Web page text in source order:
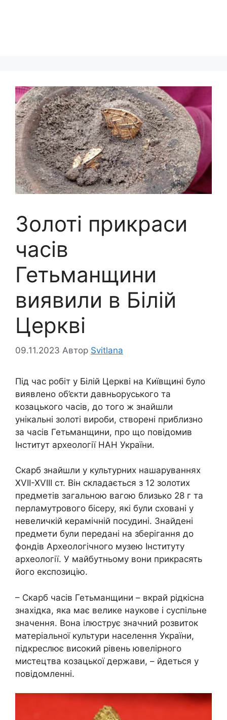
Золоті прикраси
часів
Гетьманщини
виявили в Білій
Церкві
09.11.2023 Автор Svitlana
Під час робіт у Білій Церкві на Київщині було
виявлено об’єкти давньоруського та
козацького часів, до того ж знайшли
унікальні золоті вироби, створені приблизно
за часів Гетьманщини, про що повідомив
Інститут археології НАН України.
Скарб знайшли у культурних нашаруваннях
XVII-XVIII ст. Він складається з 12 золотих
предметів загальною вагою близько 28 г та
перламутрового бісеру, які були сховані у
невеличкій керамічній посудині. Знайдені
предмети були передані на зберігання до
фондів Археологічного музею Інституту
археології. У майбутньому вони прикрасять
його експозицію.
– Скарб часів Гетьманщини – вкрай рідкісна
знахідка, яка має велике наукове і суспільне
значення. Вона ілюструє значний розвиток
матеріальної культури населення України,
підкреслює високий рівень ювелірного
мистецтва козацької держави, – йдеться у
повідомленні.